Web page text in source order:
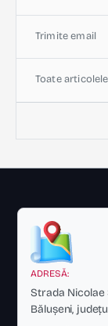
Trimite email
Toate articolele
ADRESĂ:
Strada Nicolae
Bălușeni,